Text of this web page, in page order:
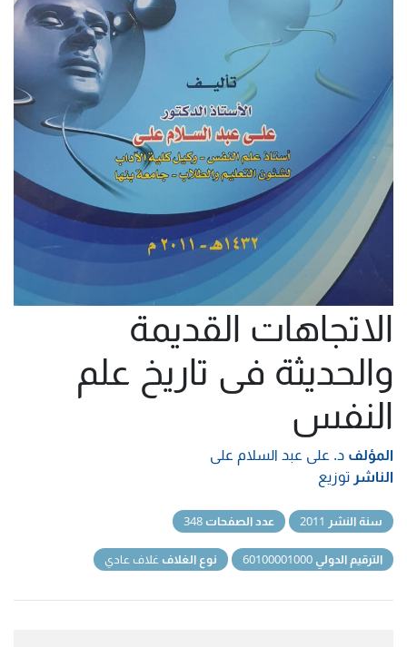
الاتجاهات القديمة
والحديثة فى تاريخ علم
النفس
المؤلف د. على عبد السلام على
الناشر توزيع
سنة النشر عدد الصفحات
الترقيم الدولي نوع الغلاف غلاف عادي